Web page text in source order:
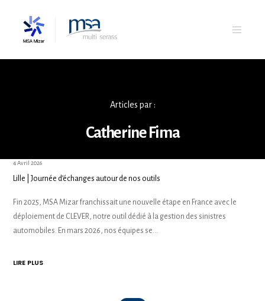
Articles par :
Catherine Fima
4 Avril 2026
Lille | Journée d’échanges autour de nos outils
Fin 2025, MSA Mizar franchissait une nouvelle étape en France avec le
déploiement de CLEVER, notre outil dédié à la gestion des sinistres
automobiles. En mars 2026, nos équipes se…
LIRE PLUS